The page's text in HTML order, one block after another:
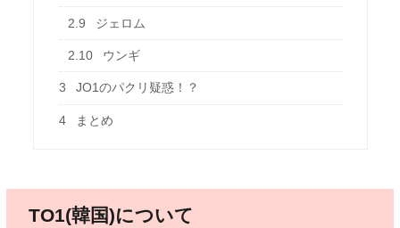
2.9 ジェロム
2.10 ウンギ
3 JO1のパクリ疑惑！？
4 まとめ
TO1(韓国)について